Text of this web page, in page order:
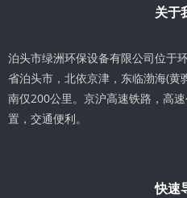
关于
泊头市绿洲环保设备有限公司位于
省泊头市，北依京津，东临渤海(黄
南仅200公里。京沪高速铁路，高
置，交通便利。
快速